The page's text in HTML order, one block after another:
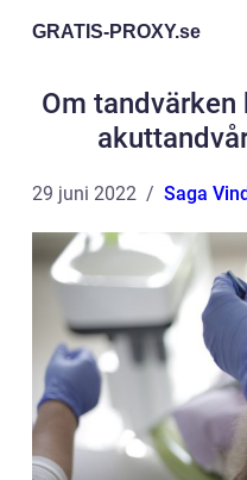
GRATIS-PROXY.se
Om
29 juni 2022 Saga